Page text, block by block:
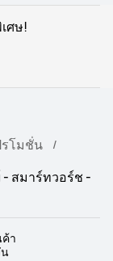
ศษ!
รโมชั่น
- สมาร์ทวอร์ช -
า